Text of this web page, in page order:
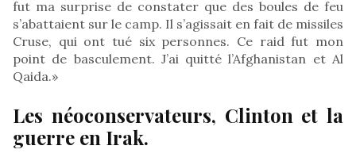
fut ma surprise de constater que des boules de feu
s’abattaient sur le camp. Il s’agissait en fait de missiles
Cruse, qui ont tué six personnes. Ce raid fut mon
point de basculement. J’ai quitté l’Afghanistan et Al
Qaida.»
Les néoconservateurs, Clinton et la
guerre en Irak.